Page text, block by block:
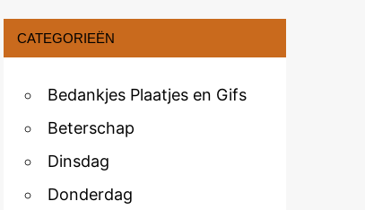
CATEGORIEËN
Bedankjes Plaatjes en Gifs
Beterschap
Dinsdag
Donderdag